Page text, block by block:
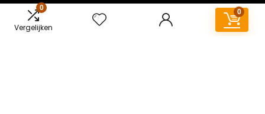
0
Vergelijken
0
Contact
Klantenservice